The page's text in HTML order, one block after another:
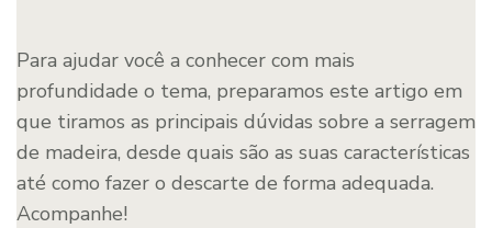
Para ajudar você a conhecer com mais
profundidade o tema, preparamos este artigo em
que tiramos as principais dúvidas sobre a serragem
de madeira, desde quais são as suas características
até como fazer o descarte de forma adequada.
Acompanhe!